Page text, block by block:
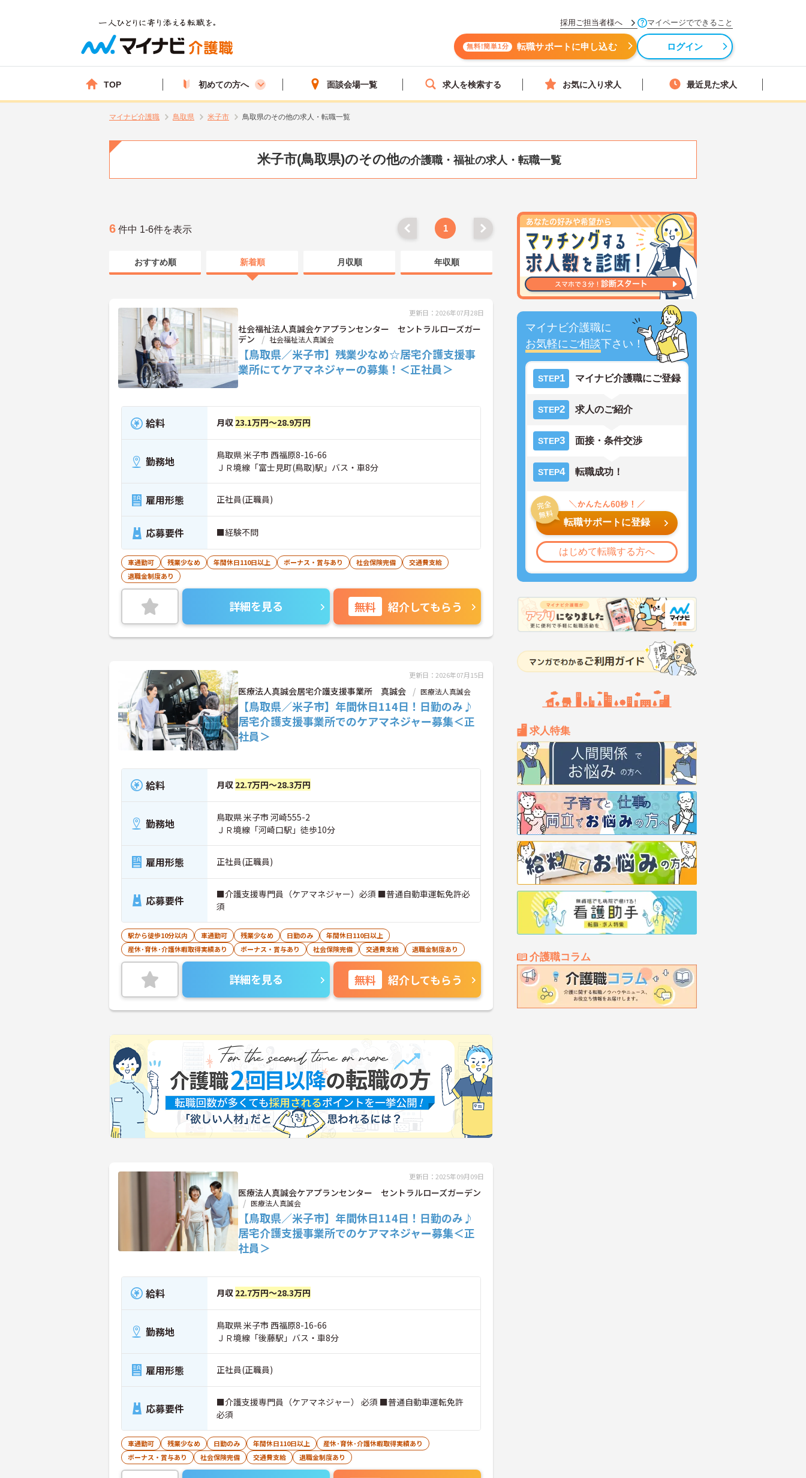
採用ご担当者様へ マイページでできること
無料!簡単1分 転職サポートに申し込む ログイン
TOP 初めての方へ 面談会場一覧 求人を検索する お気に入り求人 最近見た求人
マイナビ介護職 鳥取県 米子市 鳥取県のその他の求人・転職一覧
米子市(鳥取県)のその他の介護職・福祉の求人・転職一覧
マイナビ介護職に
お気軽にご相談下さい！
STEP1 マイナビ介護職にご登録
STEP2 求人のご紹介
STEP3 面接・条件交渉
STEP4 転職成功！
転職サポートに登録
はじめて転職する方へ
求人特集
介護職コラム
6 件中 1-6件を表示 1
おすすめ順 新着順 月収順 年収順
更新日：2026年07月28日
社会福祉法人真誠会ケアプランセンター セントラルローズガー
デン
社会福祉法人真誠会
【鳥取県／米子市】残業少なめ☆居宅介護支援事
業所にてケアマネジャーの募集！＜正社員＞
給料 月収 23.1万円～28.9万円
勤務地
鳥取県 米子市 西福原8-16-66
ＪＲ境線「富士見町(鳥取)駅」バス・車8分
雇用形態 正社員(正職員)
応募要件 ■経験不問
車通勤可 残業少なめ 年間休日110日以上 ボーナス・賞与あり 社会保険完備
交通費支給
退職金制度あり
詳細を見る 無料 紹介してもらう
更新日：2026年07月15日
医療法人真誠会居宅介護支援事業所 真誠会 医療法人真誠会
【鳥取県／米子市】年間休日114日！日勤のみ♪
居宅介護支援事業所でのケアマネジャー募集＜正
社員＞
給料 月収 22.7万円～28.3万円
勤務地
鳥取県 米子市 河崎555-2
ＪＲ境線「河崎口駅」徒歩10分
雇用形態 正社員(正職員)
応募要件
■介護支援専門員（ケアマネジャー）必須 ■普通自動車運転免許必
須
駅から徒歩10分以内 車通勤可 残業少なめ 日勤のみ
年間休日110日以上
産休･育休･介護休暇取得実績あり
ボーナス・賞与あり 社会保険完備 交通費支給 退職金制度あり
詳細を見る 無料 紹介してもらう
更新日：2025年09月09日
医療法人真誠会ケアプランセンター セントラルローズガーデン
医療法人真誠会
【鳥取県／米子市】年間休日114日！日勤のみ♪
居宅介護支援事業所でのケアマネジャー募集＜正
社員＞
給料 月収 22.7万円～28.3万円
勤務地
鳥取県 米子市 西福原8-16-66
ＪＲ境線「後藤駅」バス・車8分
雇用形態 正社員(正職員)
応募要件
■介護支援専門員（ケアマネジャー） 必須 ■普通自動車運転免許
必須
車通勤可 残業少なめ 日勤のみ 年間休日110日以上
産休･育休･介護休暇取得実績あり
ボーナス・賞与あり
社会保険完備 交通費支給 退職金制度あり